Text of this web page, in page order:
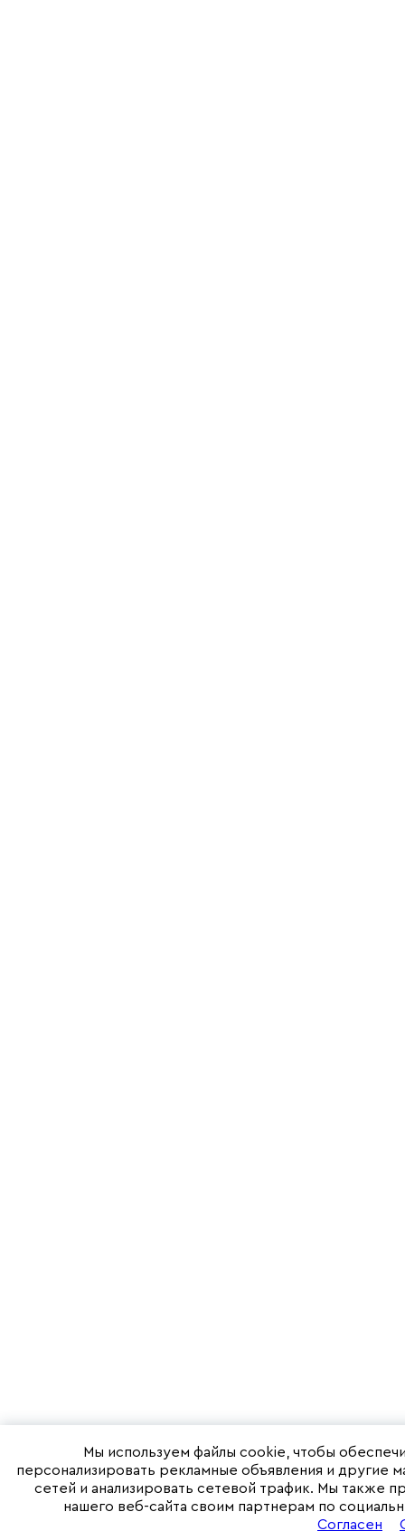
Мы используем файлы cookie, чтобы
персонализировать рекламные объявления и другие
сетей и анализировать сетевой трафик. Мы также
нашего веб-сайта своим партнерам по
Согласен